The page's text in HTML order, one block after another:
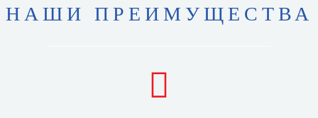
НАШИ ПРЕИМУЩЕСТВА